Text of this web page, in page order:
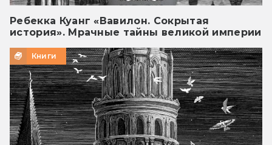
Ребекка Куанг «Вавилон. Сокрытая
история». Мрачные тайны великой империи
Книги